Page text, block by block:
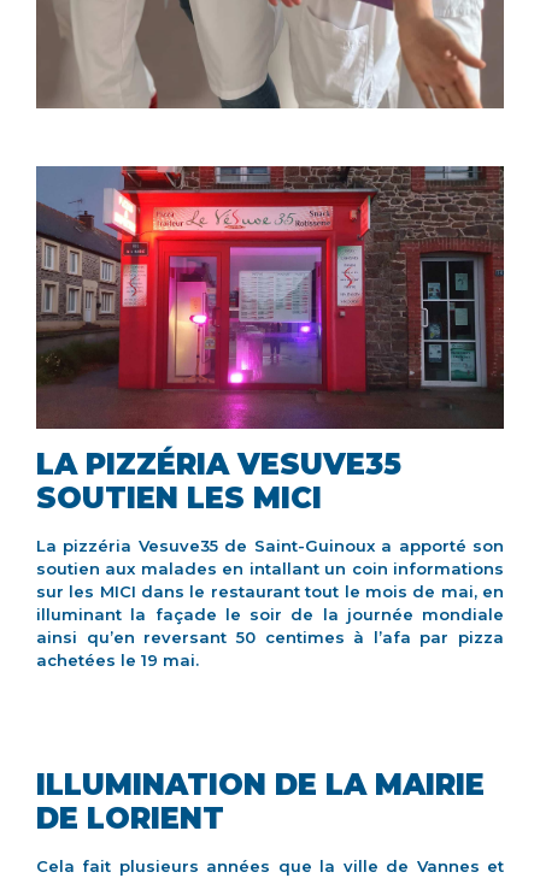
LA PIZZÉRIA VESUVE35
SOUTIEN LES MICI
La pizzéria Vesuve35 de Saint-Guinoux a apporté son
soutien aux malades en intallant un coin informations
sur les MICI dans le restaurant tout le mois de mai, en
illuminant la façade le soir de la journée mondiale
ainsi qu’en reversant 50 centimes à l’afa par pizza
achetées le 19 mai.
ILLUMINATION DE LA MAIRIE
DE LORIENT
Cela fait plusieurs années que la ville de Vannes et